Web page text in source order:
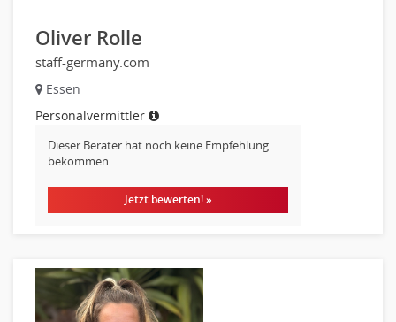
Hebamme, Entbindungshelfer
Heilerziehungspfleger
Logopädie
Pflegehelfer
Physiotherapie
Sanitätsdienst, ambulanter Dienst
Strahlentherapie
Außendienst
Kundenservice
Vertrieb & Verkauf Leitung, Teamleitung
Oliver Rolle
staff-germany.com
Essen
Personalvermittler
Dieser Berater hat noch keine Empfehlung
bekommen.
Jetzt bewerten! »